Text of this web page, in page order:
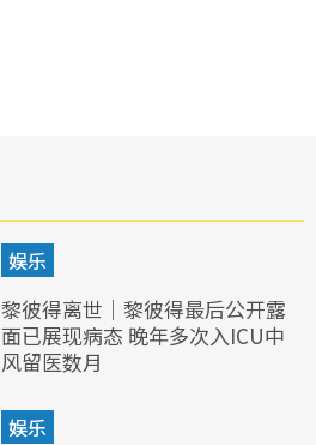
娱乐
黎彼得离世｜黎彼得最后公开露
面已展现病态 晚年多次入ICU中
风留医数月
娱乐